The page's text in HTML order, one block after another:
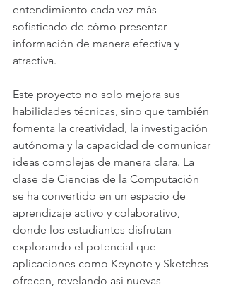
entendimiento cada vez más
sofisticado de cómo presentar
información de manera efectiva y
atractiva.
Este proyecto no solo mejora sus
habilidades técnicas, sino que también
fomenta la creatividad, la investigación
autónoma y la capacidad de comunicar
ideas complejas de manera clara. La
clase de Ciencias de la Computación
se ha convertido en un espacio de
aprendizaje activo y colaborativo,
donde los estudiantes disfrutan
explorando el potencial que
aplicaciones como Keynote y Sketches
ofrecen, revelando así nuevas